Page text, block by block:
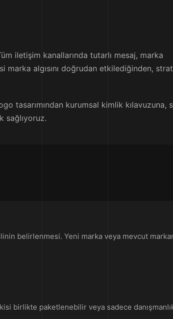
iletişim kanallarında tutarlı mesaj, marka
marka algısını doğrudan etkilediğinden,
tasarımından kurumsal kimlik kılavuzuna,
sağlıyoruz.
belirlenmesi. Yeni marka veya mevcut
birlikte paketlenebilir veya sadece